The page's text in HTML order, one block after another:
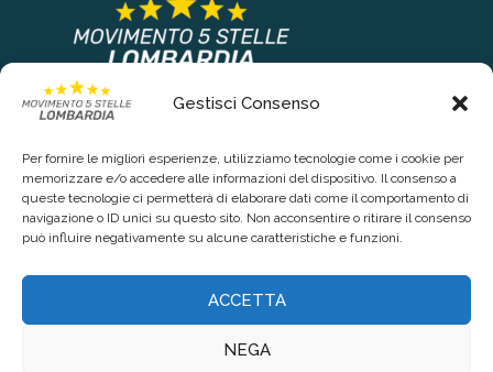
Gestisci Consenso
Per fornire le migliori esperienze, utilizziamo tecnologie come i cookie per
memorizzare e/o accedere alle informazioni del dispositivo. Il consenso a
queste tecnologie ci permetterà di elaborare dati come il comportamento di
navigazione o ID unici su questo sito. Non acconsentire o ritirare il consenso
può influire negativamente su alcune caratteristiche e funzioni.
ACCETTA
NEGA
COLLEGAMENTI PRINCIPALI
Contattaci
Privacy Policy